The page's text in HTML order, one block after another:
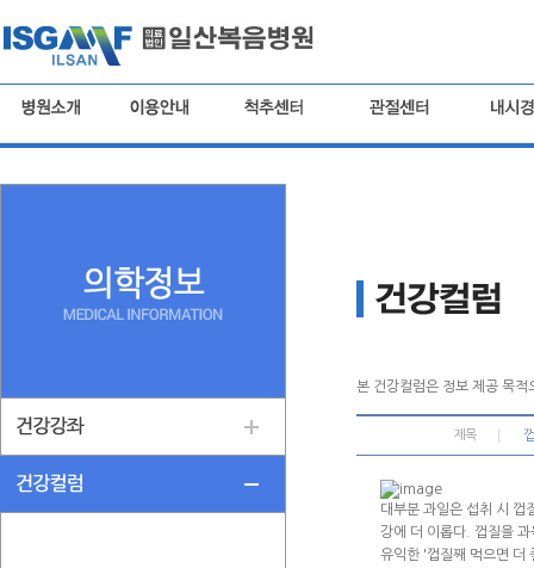
본 건강컬럼은 정보 제공 목
제목
대부분 과일은 섭취 시 껍
강에 더 이롭다. 껍질을
유익한 '껍질째 먹으면 더